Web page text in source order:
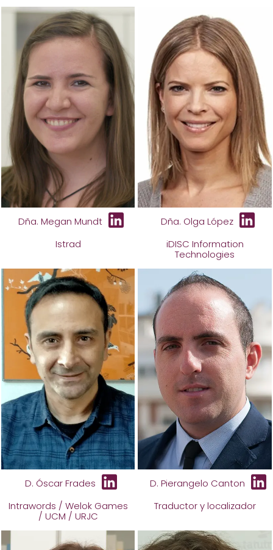
Dña. Megan Mundt
Istrad
Dña. Olga López
iDISC Information
Technologies
D. Óscar Frades
Intrawords / Welok Games
/ UCM / URJC
D. Pierangelo Canton
Traductor y localizador